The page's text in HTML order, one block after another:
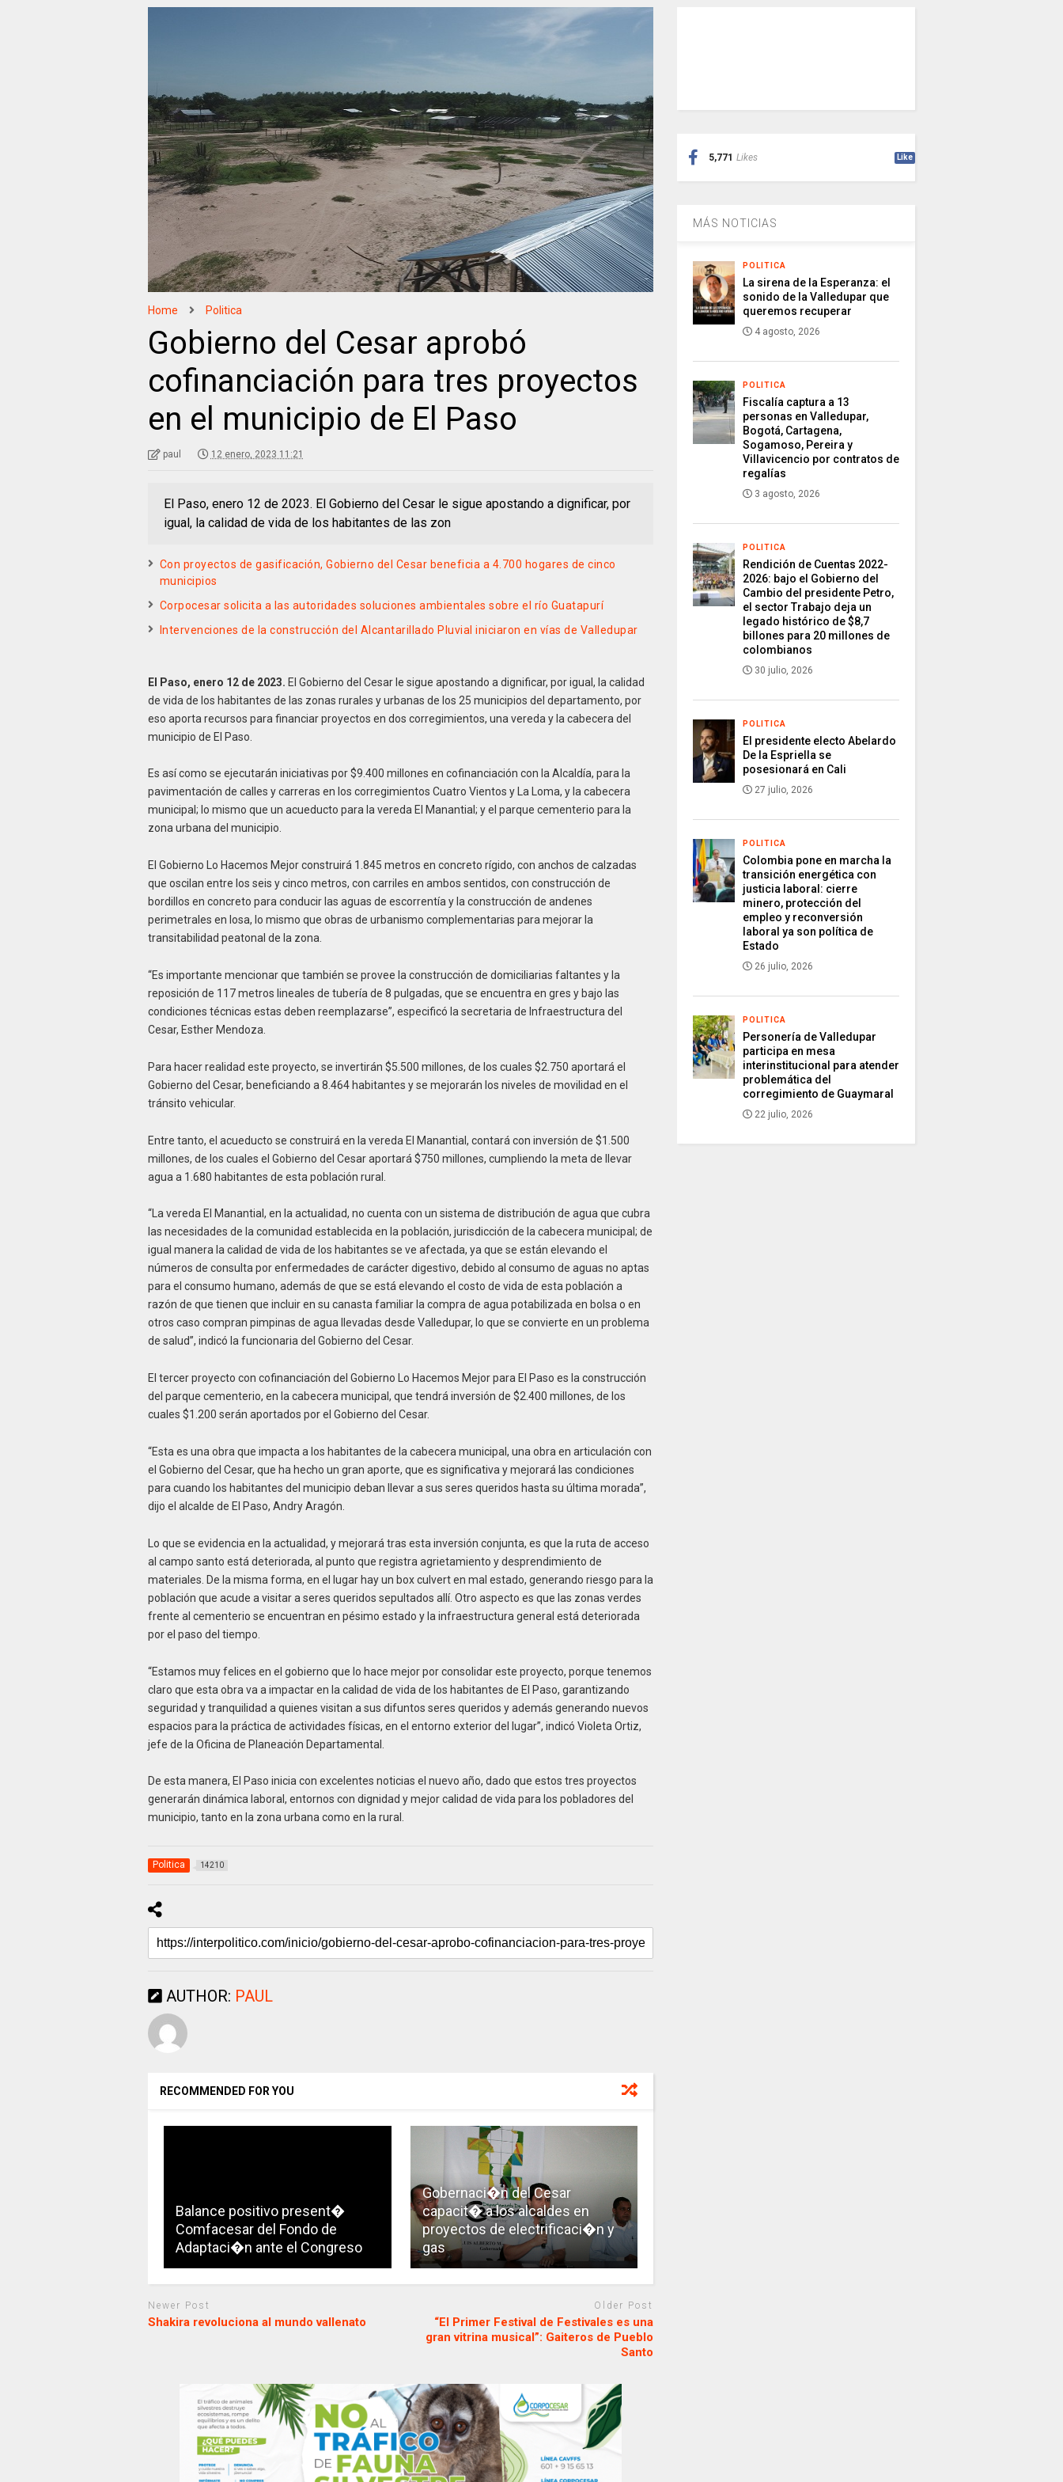
Home Politica
Gobierno del Cesar aprobó
cofinanciación para tres proyectos
en el municipio de El Paso
paul 12 enero, 2023 11:21
El Paso, enero 12 de 2023. El Gobierno del Cesar le sigue apostando a dignificar, por
igual, la calidad de vida de los habitantes de las zon
Con proyectos de gasificación, Gobierno del Cesar beneficia a 4.700 hogares de cinco
municipios
Corpocesar solicita a las autoridades soluciones ambientales sobre el río Guatapurí
Intervenciones de la construcción del Alcantarillado Pluvial iniciaron en vías de Valledupar
El Paso, enero 12 de 2023. El Gobierno del Cesar le sigue apostando a dignificar, por igual, la calidad
de vida de los habitantes de las zonas rurales y urbanas de los 25 municipios del departamento, por
eso aporta recursos para financiar proyectos en dos corregimientos, una vereda y la cabecera del
municipio de El Paso.
Es así como se ejecutarán iniciativas por $9.400 millones en cofinanciación con la Alcaldía, para la
pavimentación de calles y carreras en los corregimientos Cuatro Vientos y La Loma, y la cabecera
municipal; lo mismo que un acueducto para la vereda El Manantial; y el parque cementerio para la
zona urbana del municipio.
El Gobierno Lo Hacemos Mejor construirá 1.845 metros en concreto rígido, con anchos de calzadas
que oscilan entre los seis y cinco metros, con carriles en ambos sentidos, con construcción de
bordillos en concreto para conducir las aguas de escorrentía y la construcción de andenes
perimetrales en losa, lo mismo que obras de urbanismo complementarias para mejorar la
transitabilidad peatonal de la zona.
“Es importante mencionar que también se provee la construcción de domiciliarias faltantes y la
reposición de 117 metros lineales de tubería de 8 pulgadas, que se encuentra en gres y bajo las
condiciones técnicas estas deben reemplazarse”, especificó la secretaria de Infraestructura del
Cesar, Esther Mendoza.
Para hacer realidad este proyecto, se invertirán $5.500 millones, de los cuales $2.750 aportará el
Gobierno del Cesar, beneficiando a 8.464 habitantes y se mejorarán los niveles de movilidad en el
tránsito vehicular.
Entre tanto, el acueducto se construirá en la vereda El Manantial, contará con inversión de $1.500
millones, de los cuales el Gobierno del Cesar aportará $750 millones, cumpliendo la meta de llevar
agua a 1.680 habitantes de esta población rural.
“La vereda El Manantial, en la actualidad, no cuenta con un sistema de distribución de agua que cubra
las necesidades de la comunidad establecida en la población, jurisdicción de la cabecera municipal; de
igual manera la calidad de vida de los habitantes se ve afectada, ya que se están elevando el
números de consulta por enfermedades de carácter digestivo, debido al consumo de aguas no aptas
para el consumo humano, además de que se está elevando el costo de vida de esta población a
razón de que tienen que incluir en su canasta familiar la compra de agua potabilizada en bolsa o en
otros caso compran pimpinas de agua llevadas desde Valledupar, lo que se convierte en un problema
de salud”, indicó la funcionaria del Gobierno del Cesar.
El tercer proyecto con cofinanciación del Gobierno Lo Hacemos Mejor para El Paso es la construcción
del parque cementerio, en la cabecera municipal, que tendrá inversión de $2.400 millones, de los
cuales $1.200 serán aportados por el Gobierno del Cesar.
“Esta es una obra que impacta a los habitantes de la cabecera municipal, una obra en articulación con
el Gobierno del Cesar, que ha hecho un gran aporte, que es significativa y mejorará las condiciones
para cuando los habitantes del municipio deban llevar a sus seres queridos hasta su última morada”,
dijo el alcalde de El Paso, Andry Aragón.
Lo que se evidencia en la actualidad, y mejorará tras esta inversión conjunta, es que la ruta de acceso
al campo santo está deteriorada, al punto que registra agrietamiento y desprendimiento de
materiales. De la misma forma, en el lugar hay un box culvert en mal estado, generando riesgo para la
población que acude a visitar a seres queridos sepultados allí. Otro aspecto es que las zonas verdes
frente al cementerio se encuentran en pésimo estado y la infraestructura general está deteriorada
por el paso del tiempo.
“Estamos muy felices en el gobierno que lo hace mejor por consolidar este proyecto, porque tenemos
claro que esta obra va a impactar en la calidad de vida de los habitantes de El Paso, garantizando
seguridad y tranquilidad a quienes visitan a sus difuntos seres queridos y además generando nuevos
espacios para la práctica de actividades físicas, en el entorno exterior del lugar”, indicó Violeta Ortiz,
jefe de la Oficina de Planeación Departamental.
De esta manera, El Paso inicia con excelentes noticias el nuevo año, dado que estos tres proyectos
generarán dinámica laboral, entornos con dignidad y mejor calidad de vida para los pobladores del
municipio, tanto en la zona urbana como en la rural.
Politica 14210
AUTHOR: PAUL
RECOMMENDED FOR YOU
Balance positivo present�
Comfacesar del Fondo de
Adaptaci�n ante el Congreso
Gobernaci�n del Cesar
capacit� a los alcaldes en
proyectos de electrificaci�n y
gas
Newer Post
Shakira revoluciona al mundo vallenato
Older Post
“El Primer Festival de Festivales es una
gran vitrina musical”: Gaiteros de Pueblo
Santo
5,771 Likes Like
MÁS NOTICIAS
POLITICA
La sirena de la Esperanza: el
sonido de la Valledupar que
queremos recuperar
4 agosto, 2026
POLITICA
Fiscalía captura a 13
personas en Valledupar,
Bogotá, Cartagena,
Sogamoso, Pereira y
Villavicencio por contratos de
regalías
3 agosto, 2026
POLITICA
Rendición de Cuentas 2022-
2026: bajo el Gobierno del
Cambio del presidente Petro,
el sector Trabajo deja un
legado histórico de $8,7
billones para 20 millones de
colombianos
30 julio, 2026
POLITICA
El presidente electo Abelardo
De la Espriella se
posesionará en Cali
27 julio, 2026
POLITICA
Colombia pone en marcha la
transición energética con
justicia laboral: cierre
minero, protección del
empleo y reconversión
laboral ya son política de
Estado
26 julio, 2026
POLITICA
Personería de Valledupar
participa en mesa
interinstitucional para atender
problemática del
corregimiento de Guaymaral
22 julio, 2026